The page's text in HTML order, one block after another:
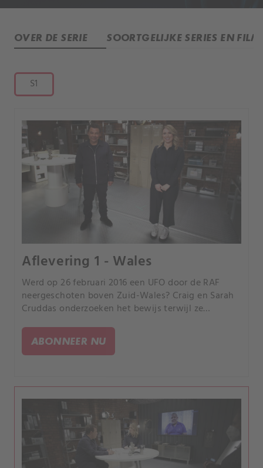
OVER DE SERIE SOORTGELIJKE SERIES EN
S1
Aflevering 1 - Wales
Werd op 26 februari 2016 een UFO door de RAF
neergeschoten boven Zuid-Wales? Craig en Sarah
Cruddas onderzoeken het bewijs terwijl ze
buitenaardse gebeurtenis was. Dit programma
bevat knipperende beelden.
ABONNEER NU